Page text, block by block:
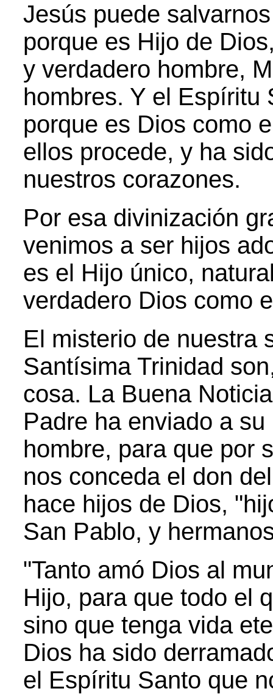
Jesús puede
porque es Hijo de
y verdadero hombre,
hombres. Y el Espíritu
porque es Dios como
ellos procede, y ha
nuestros corazones.
Por esa divinización
venimos a ser hijos
es el Hijo único,
verdadero Dios como
El misterio de nuestra
Santísima Trinidad
cosa. La Buena
Padre ha enviado a
hombre, para que por
nos conceda el don
hace hijos de Dios,
San Pablo, y
"Tanto amó Dios al
Hijo, para que todo el
sino que tenga vida
Dios ha sido
el Espíritu Santo que